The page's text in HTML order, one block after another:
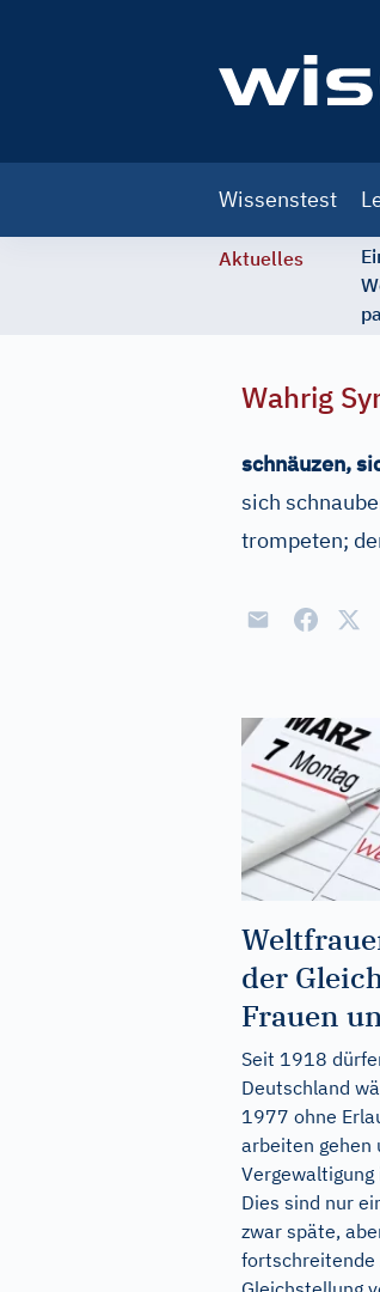
navigation
Wissenstest
Aktuelles
Wahrig
schnäuzen,
sich
trompeten;
der
Frauen
Seit 1918
Deutschland
1977 ohne
arbeiten
Dies sind nur
zwar späte,
fortschreitende